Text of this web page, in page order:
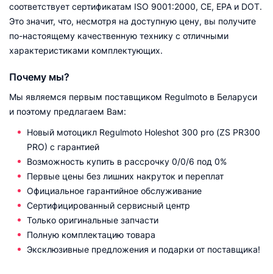
соответствует сертификатам ISO 9001:2000, CE, EPA и DOT.
Это значит, что, несмотря на доступную цену, вы получите
по-настоящему качественную технику с отличными
характеристиками комплектующих.
Почему мы?
Мы являемся первым поставщиком Regulmoto в Беларуси
и поэтому предлагаем Вам:
Новый мотоцикл Regulmoto Holeshot 300 pro (ZS PR300
PRO) с гарантией
Возможность купить в рассрочку 0/0/6 под 0%
Первые цены без лишних накруток и переплат
Официальное гарантийное обслуживание
Сертифицированный сервисный центр
Только оригинальные запчасти
Полную комплектацию товара
Эксклюзивные предложения и подарки от поставщика!